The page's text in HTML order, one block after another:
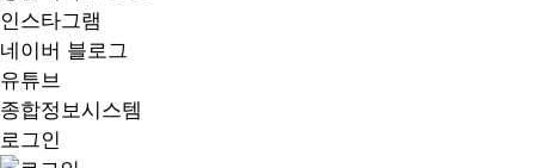
인스타그램
네이버 블로그
유튜브
종합정보시스템
로그인